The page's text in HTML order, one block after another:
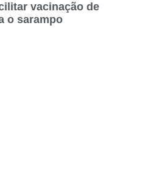
vacinação de
o sarampo